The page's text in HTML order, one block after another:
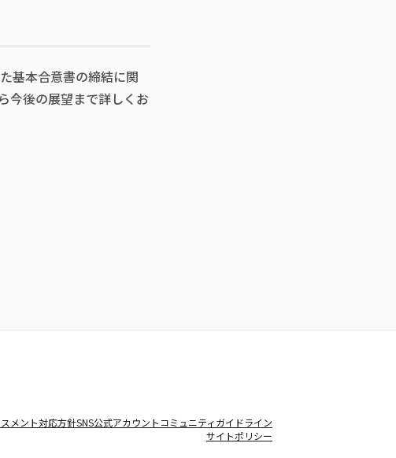
基本合意書の締結に関
今後の展望まで詳しくお
メント対応方針SNS公式アカウントコミュニティガイドライン
サイトポリシー